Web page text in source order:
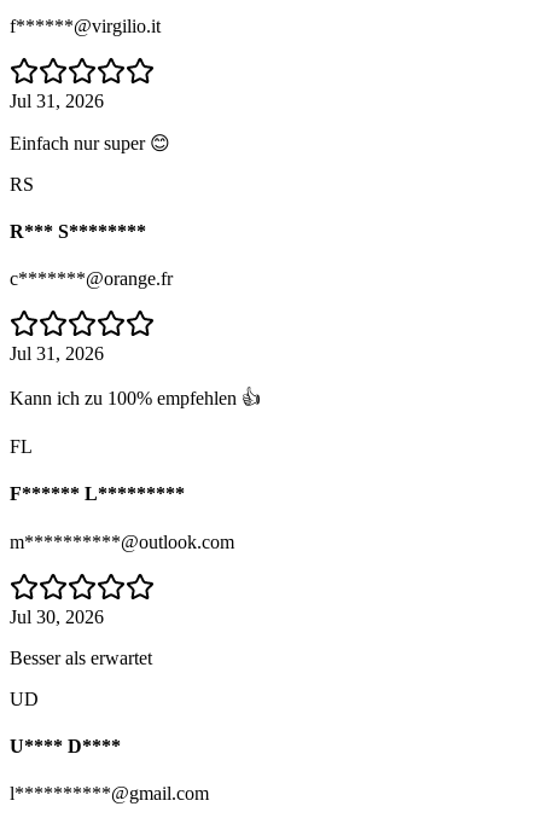
f******@virgilio.it
Jul 31, 2026
Einfach nur super 😊
RS
R*** S********
c*******@orange.fr
Jul 31, 2026
Kann ich zu 100% empfehlen 👍
FL
F****** L*********
m**********@outlook.com
Jul 30, 2026
Besser als erwartet
UD
U**** D****
l**********@gmail.com